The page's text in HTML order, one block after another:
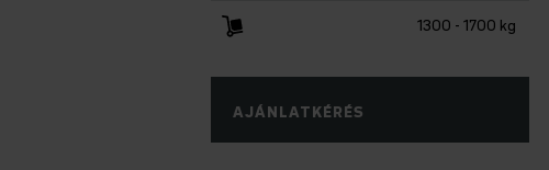
1300 - 1700 kg
AJÁNLATKÉRÉS